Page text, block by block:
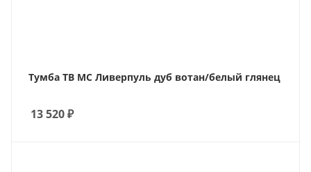
Тумба ТВ МС Ливерпуль дуб вотан/белый глянец
13 520₽